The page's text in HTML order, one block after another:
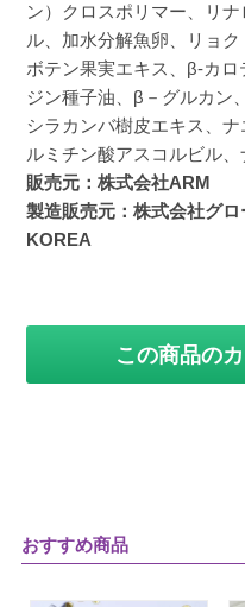
ン）クロスポリマー、リ
ル、加水分解魚卵、リョ
ボテン果実エキス、β-カ
ジン種子油、β－グルカン
シラカンバ樹皮エキス、
ルミチン酸アスコルビル
販売元：株式会社ARM
製造販売元：株式会社グ
KOREA
この商品の
おすすめ商品